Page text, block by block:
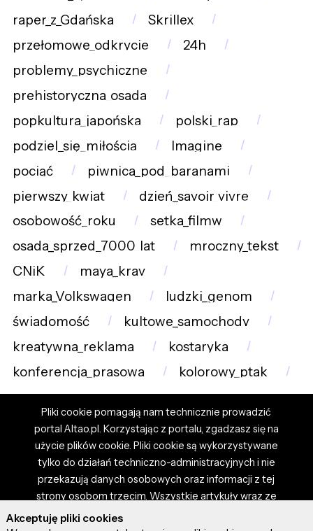
raper_z_Gdańska
Skrillex
przełomowe_odkrycie
24h
problemy_psychiczne
prehistoryczna_osada
popkultura_japońska
polski_rap
podziel_się_miłością
Imagine
pociąć
piwnica_pod_baranami
pierwszy_kwiat
dzień_savoir_vivre
osobowość_roku
setka_filmw
osada_sprzed_7000_lat
mroczny_tekst
CNiK
maya_krav
marka_Volkswagen
ludzki_genom
świadomość
kultowe_samochody
kreatywna_reklama
kostaryka
konferencja_prasowa
kolorowy_ptak
Pliki cookie pomagają nam technicznie prowadzić
portal Altao.pl. Korzystając z portalu, zgadzasz się na
użycie plików cookie. Pliki cookie są wykorzystywane
tylko do działań techniczno-administracyjnych i nie
przekazują danych osobowych oraz informacji z tej
strony osobom trzecim. Wszystkie artykuły wraz ze
zdjęciami i materiałami dostępnymi na portalu są
Akceptuję pliki cookies